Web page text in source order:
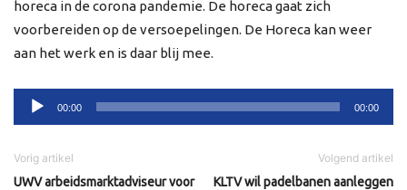
horeca in de corona pandemie. De horeca gaat zich
voorbereiden op de versoepelingen. De Horeca kan weer
aan het werk en is daar blij mee.
Audiospeler
00:00 00:00
Vorig artikel
UWV arbeidsmarktadviseur voor
Volgend artikel
KLTV wil padelbanen aanleggen